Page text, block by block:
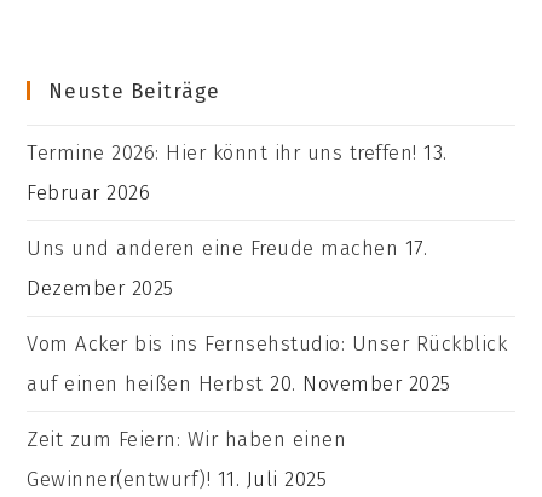
Neuste Beiträge
Termine 2026: Hier könnt ihr uns treffen! 13.
Februar 2026
Uns und anderen eine Freude machen 17.
Dezember 2025
Vom Acker bis ins Fernsehstudio: Unser Rückblick
auf einen heißen Herbst 20. November 2025
Zeit zum Feiern: Wir haben einen
Gewinner(entwurf)! 11. Juli 2025